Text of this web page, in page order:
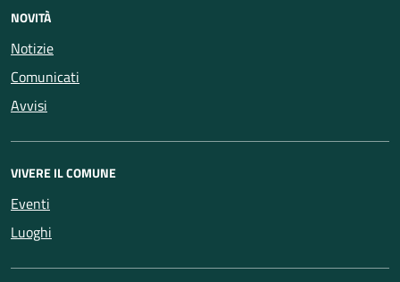
NOVITÀ
Notizie
Comunicati
Avvisi
VIVERE IL COMUNE
Eventi
Luoghi